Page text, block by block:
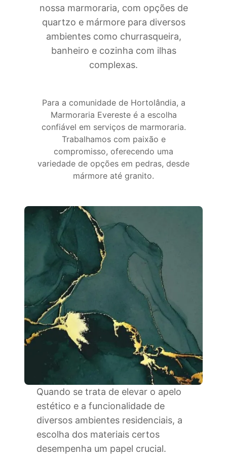
nossa marmoraria, com opções de
quartzo e mármore para diversos
ambientes como churrasqueira,
banheiro e cozinha com ilhas
complexas.
Para a comunidade de Hortolândia, a
Marmoraria Evereste é a escolha
confiável em serviços de marmoraria.
Trabalhamos com paixão e
compromisso, oferecendo uma
variedade de opções em pedras, desde
mármore até granito.
Quando se trata de elevar o apelo
estético e a funcionalidade de
diversos ambientes residenciais, a
escolha dos materiais certos
desempenha um papel crucial.